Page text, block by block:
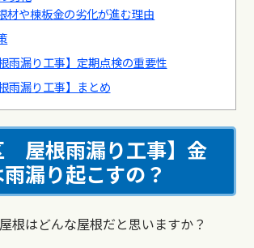
材や棟板金の劣化が進む理由
雨漏り工事】定期点検の重要性
雨漏り工事】まとめ
屋根雨漏り工事】金
雨漏り起こすの？
根はどんな屋根だと思いますか？